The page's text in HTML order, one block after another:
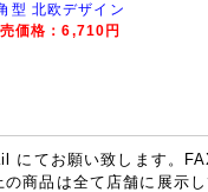
型 北欧デザイン
価格：6,710円
にてお願い致します。
の商品は全て店舗に展示